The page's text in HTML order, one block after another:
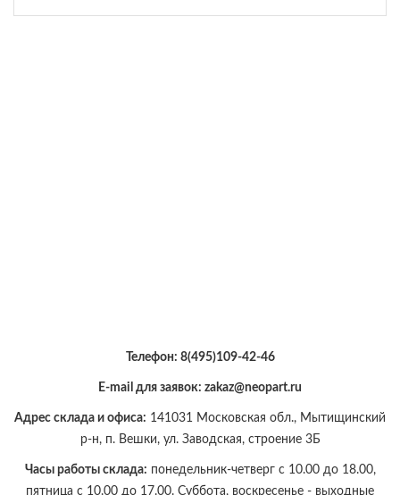
Телефон: 8(495)109-42-46
E-mail для заявок: zakaz@neopart.ru
Адрес склада и офиса: 141031 Московская обл., Мытищинский
р-н, п. Вешки, ул. Заводская, строение 3Б
Часы работы склада: понедельник-четверг с 10.00 до 18.00,
пятница с 10.00 до 17.00. Суббота, воскресенье - выходные